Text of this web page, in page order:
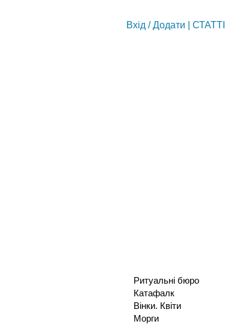
Вхід /Додати СТАТТІ
Ритуальні бюро
Катафалк
Вінки. Квіти
Морги